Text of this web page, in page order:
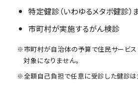
特定健診（いわゆるメタボ健診
市町村が実施するがん検診
※市町村が自治体の予算で住民サービス
対象になりません。
※全額自己負担で任意に受診した健診は